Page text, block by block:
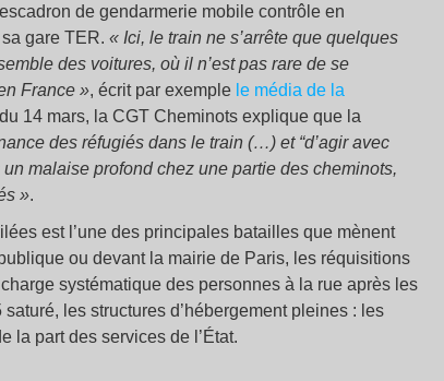
de gendarmerie mobile contrôle en
gare TER. « Ici, le train ne s’arrête que quelques
des voitures, où il n’est pas rare de se
France », écrit par exemple le média de la
14 mars, la CGT Cheminots explique que la
des réfugiés dans le train (…) et “d’agir avec
un malaise profond chez une partie des cheminots,
».
est l’une des principales batailles que mènent
ou devant la mairie de Paris, les réquisitions
systématique des personnes à la rue après les
les structures d’hébergement pleines : les
la part des services de l’État.